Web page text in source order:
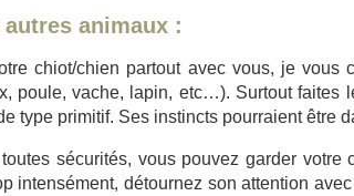
animaux :
chiot/chien partout avec vous, je
poule, vache, lapin, etc…). Surtout faites
type primitif. Ses instincts pourraient être
sécurités, vous pouvez garder
intensément, détournez son attention